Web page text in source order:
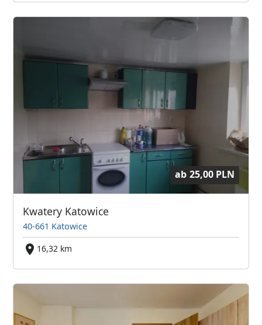
ab 25,00 PLN
Kwatery Katowice
40-661 Katowice
16,32 km